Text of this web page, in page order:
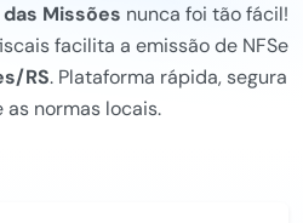
Missões nunca foi tão fácil!
facilita a emissão de NFSe
RS. Plataforma rápida, segura
as normas locais.